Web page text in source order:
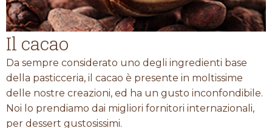
Il cacao
Da sempre considerato uno degli ingredienti base
della pasticceria, il cacao è presente in moltissime
delle nostre creazioni, ed ha un gusto inconfondibile.
Noi lo prendiamo dai migliori fornitori internazionali,
per dessert gustosissimi.